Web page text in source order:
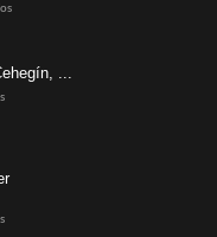
...